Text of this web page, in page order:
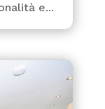
e...